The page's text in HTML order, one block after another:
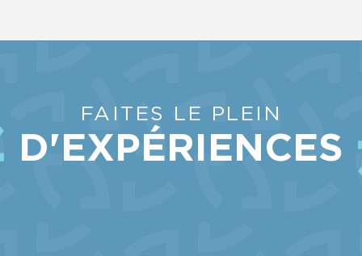
FAITES LE PLEIN
D'EXPÉRIENCES